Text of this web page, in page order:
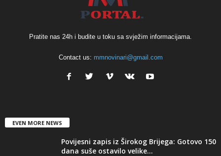
Pratite nas 24h i budite u toku sa svježim informacijama.
Contact us: mmnovinari@gmail.com
EVEN MORE NEWS
Povijesni zapis iz Širokog Brijega: Gotovo 150
dana suše ostavilo velike...